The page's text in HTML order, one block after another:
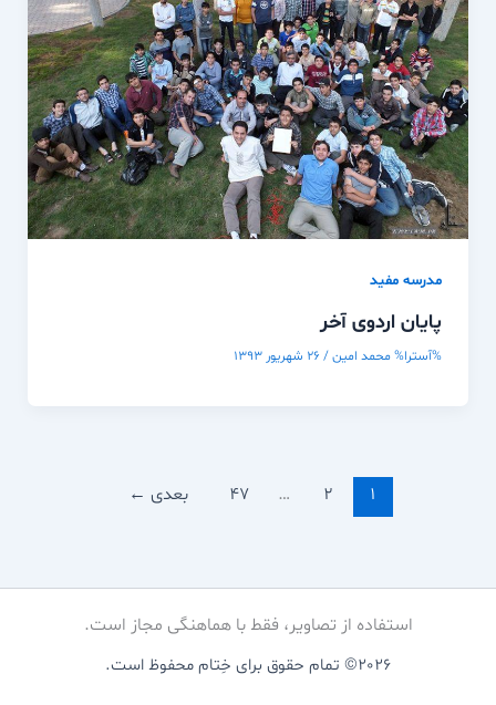
مدرسه مفيد
پایان اردوی آخر
%آسترا% محمد امین/ ۲۶ شهریور ۱۳۹۳
1
2
…
47 بعدی ←
استفاده از تصاویر، فقط با هماهنگی مجاز است.
2026© تمام حقوق برای خِتام محفوظ است.